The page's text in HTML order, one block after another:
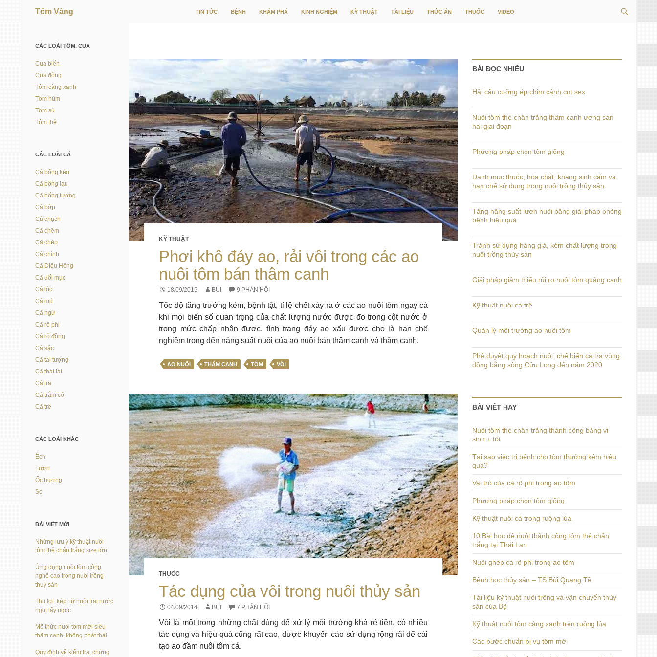
Tôm Vàng
kiếm
TIN TỨC
BỆNH KHÁM PHÁ KINH NGHIỆM KỸ THUẬT TÀI LIỆU THỨC ĂN THUỐC VIDEO
KỸ THUẬT
Phơi khô đáy ao, rải vôi trong các ao
nuôi tôm bán thâm canh
18/09/2015 BUI 9 PHẢN HỒI
Tốc độ tăng trưởng kém, bệnh tật, tỉ lệ chết xảy ra ở các ao nuôi tôm ngay cả
khi mọi biến số quan trọng của chất lượng nước được đo trong cột nước ở
trong mức chấp nhận được, tình trạng đáy ao xấu được cho là hạn chế
nghiêm trọng đến năng suất nuôi của ao nuôi bán thâm canh và thâm canh.
AO NUÔI THÂM CANH TÔM VÔI
THUỐC
Tác dụng của vôi trong nuôi thủy sản
04/09/2014 BUI 7 PHẢN HỒI
Vôi là một trong những chất dùng để xử lý môi trường khá rẻ tiền, có nhiều
tác dụng và hiệu quả cũng rất cao, được khuyến cáo sử dụng rộng rãi để cải
tạo ao đầm nuôi tôm cá.
BÀI ĐỌC NHIỀU
Hải cẩu cưỡng ép chim cánh cụt sex
Nuôi tôm thẻ chân trắng thâm canh ương san
hai giai đoạn
Phương pháp chọn tôm giống
Danh mục thuốc, hóa chất, kháng sinh cấm và
hạn chế sử dụng trong nuôi trồng thủy sản
Tăng năng suất lươn nuôi bằng giải pháp phòng
bệnh hiệu quả
Tránh sử dụng hàng giả, kém chất lượng trong
nuôi trồng thủy sản
Giải pháp giảm thiểu rủi ro nuôi tôm quảng canh
Kỹ thuật nuôi cá trê
Quản lý môi trường ao nuôi tôm
Phê duyệt quy hoạch nuôi, chế biến cá tra vùng
đồng bằng sông Cửu Long đến năm 2020
BÀI VIẾT HAY
Nuôi tôm thẻ chân trắng thành công bằng vi
sinh + tỏi
Tại sao việc trị bệnh cho tôm thường kém hiệu
quả?
Vai trò của cá rô phi trong ao tôm
Phương pháp chọn tôm giống
Kỹ thuật nuôi cá trong ruộng lúa
10 Bài học để nuôi thành công tôm thẻ chân
trắng tại Thái Lan
Nuôi ghép cá rô phi trong ao tôm
Bệnh học thủy sản – TS Bùi Quang Tề
Tài liệu kỹ thuật nuôi trông và vận chuyển thủy
sản của Bộ
Kỹ thuật nuôi tôm càng xanh trên ruộng lúa
Các bước chuẩn bị vụ tôm mới
CÁC LOÀI TÔM, CUA
Cua biển
Cua đồng
Tôm càng xanh
Tôm hùm
Tôm sú
Tôm thẻ
CÁC LOÀI CÁ
Cá bống kèo
Cá bông lau
Cá bống tượng
Cá bớp
Cá chạch
Cá chẽm
Cá chép
Cá chình
Cá Diêu Hồng
Cá đối mục
Cá lóc
Cá mú
Cá ngừ
Cá rô phi
Cá rô đồng
Cá sặc
Cá tai tượng
Cá thát lát
Cá tra
Cá trắm cỏ
Cá trê
CÁC LOÀI KHÁC
Ếch
Lươn
Ốc hương
Sò
BÀI VIẾT MỚI
Những lưu ý kỹ thuật nuôi
tôm thẻ chân trắng size lớn
Ứng dụng nuôi tôm công
nghệ cao trong nuôi trồng
thuỷ sản
Thu lợi ‘kép’ từ nuôi trai nước
ngọt lấy ngọc
Mô thức nuôi tôm mới siêu
thâm canh, không phát thải
Quy định về kiểm tra, chứng